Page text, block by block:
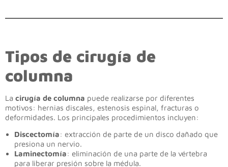
Tipos de cirugía de
columna
La cirugía de columna puede realizarse por diferentes
motivos: hernias discales, estenosis espinal, fracturas o
deformidades. Los principales procedimientos incluyen:
Discectomía: extracción de parte de un disco dañado que
presiona un nervio.
Laminectomía: eliminación de una parte de la vértebra
para liberar presión sobre la médula.